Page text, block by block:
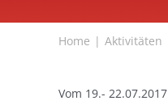
Home Aktivitäten
Vom 19.-